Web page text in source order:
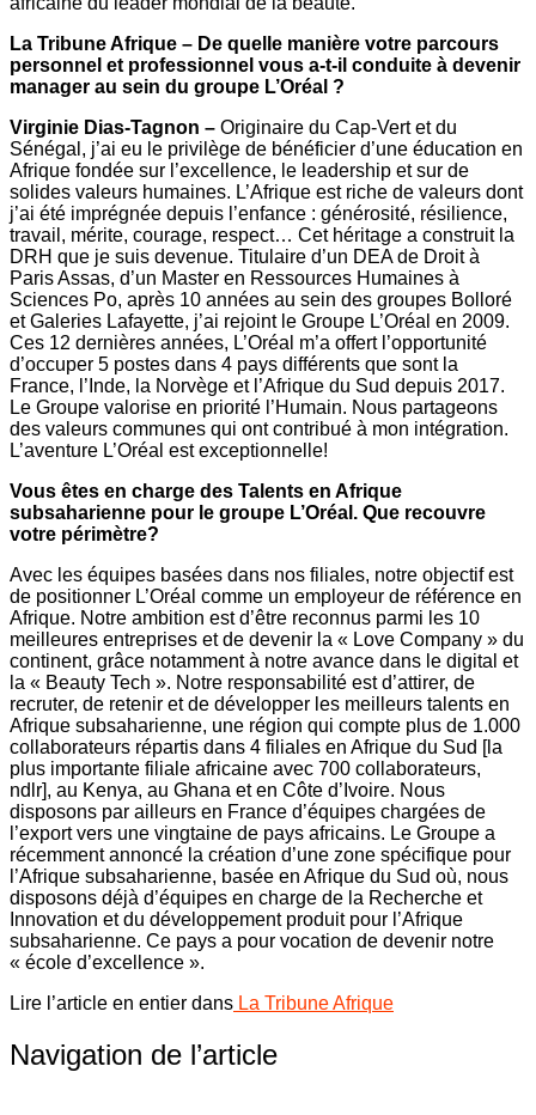
La Tribune Afrique – De quelle manière votre parcours
personnel et professionnel vous a-t-il conduite à devenir
manager au sein du groupe L’Oréal ?
Virginie Dias-Tagnon – Originaire du Cap-Vert et du
Sénégal, j’ai eu le privilège de bénéficier d’une éducation en
Afrique fondée sur l’excellence, le leadership et sur de
solides valeurs humaines. L’Afrique est riche de valeurs dont
j’ai été imprégnée depuis l’enfance : générosité, résilience,
travail, mérite, courage, respect… Cet héritage a construit la
DRH que je suis devenue. Titulaire d’un DEA de Droit à
Paris Assas, d’un Master en Ressources Humaines à
Sciences Po, après 10 années au sein des groupes Bolloré
et Galeries Lafayette, j’ai rejoint le Groupe L’Oréal en 2009.
Ces 12 dernières années, L’Oréal m’a offert l’opportunité
d’occuper 5 postes dans 4 pays différents que sont la
France, l’Inde, la Norvège et l’Afrique du Sud depuis 2017.
Le Groupe valorise en priorité l’Humain. Nous partageons
des valeurs communes qui ont contribué à mon intégration.
L’aventure L’Oréal est exceptionnelle!
Vous êtes en charge des Talents en Afrique
subsaharienne pour le groupe L’Oréal. Que recouvre
votre périmètre?
Avec les équipes basées dans nos filiales, notre objectif est
de positionner L’Oréal comme un employeur de référence en
Afrique. Notre ambition est d’être reconnus parmi les 10
meilleures entreprises et de devenir la « Love Company » du
continent, grâce notamment à notre avance dans le digital et
la « Beauty Tech ». Notre responsabilité est d’attirer, de
recruter, de retenir et de développer les meilleurs talents en
Afrique subsaharienne, une région qui compte plus de 1.000
collaborateurs répartis dans 4 filiales en Afrique du Sud [la
plus importante filiale africaine avec 700 collaborateurs,
ndlr], au Kenya, au Ghana et en Côte d’Ivoire. Nous
disposons par ailleurs en France d’équipes chargées de
l’export vers une vingtaine de pays africains. Le Groupe a
récemment annoncé la création d’une zone spécifique pour
l’Afrique subsaharienne, basée en Afrique du Sud où, nous
disposons déjà d’équipes en charge de la Recherche et
Innovation et du développement produit pour l’Afrique
subsaharienne. Ce pays a pour vocation de devenir notre
« école d’excellence ».
Lire l’article en entier dans La Tribune Afrique
Navigation de l’article